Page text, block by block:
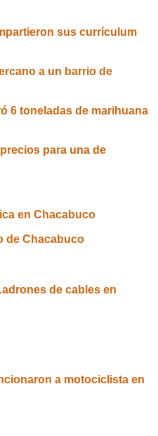
sus currículum
a un barrio de
6 toneladas de marihuana
para una de
en Chacabuco
de Chacabuco
de cables en
a motociclista en